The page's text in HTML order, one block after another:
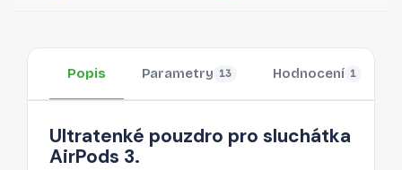
Popis Parametry 13 Hodnocení 1
Ultratenké pouzdro pro sluchátka
AirPods 3.